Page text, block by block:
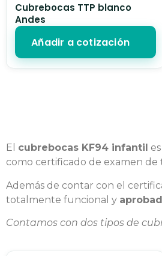
Cubrebocas TTP blanco
Andes
Añadir a cotización
El cubrebocas KF94 infantil
como certificado de examen de
Además de contar con el
totalmente funcional y
Contamos con dos tipos de